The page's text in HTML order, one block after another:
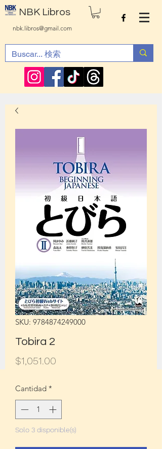
NBK Libros
nbk.libros@gmail.com
SKU: 9784874249000
Tobira 2
$1,051.00
Cantidad *
Solo 3 disponible(s)